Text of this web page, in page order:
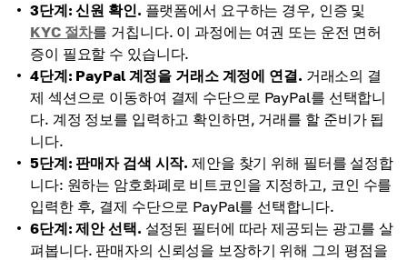
3단계: 신원 확인. 플랫폼에서 요구하는 경우, 인증 및
KYC 절차를 거칩니다. 이 과정에는 여권 또는 운전 면허
증이 필요할 수 있습니다.
4단계: PayPal 계정을 거래소 계정에 연결. 거래소의 결
제 섹션으로 이동하여 결제 수단으로 PayPal를 선택합니
다. 계정 정보를 입력하고 확인하면, 거래를 할 준비가 됩
니다.
5단계: 판매자 검색 시작. 제안을 찾기 위해 필터를 설정합
니다: 원하는 암호화폐로 비트코인을 지정하고, 코인 수를
입력한 후, 결제 수단으로 PayPal를 선택합니다.
6단계: 제안 선택. 설정된 필터에 따라 제공되는 광고를 살
펴봅니다. 판매자의 신뢰성을 보장하기 위해 그의 평점을